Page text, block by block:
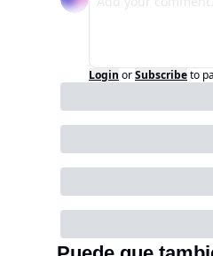
Login orSubscribeto